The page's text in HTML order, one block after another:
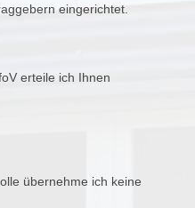
eingerichtet.
erteile ich Ihnen
übernehme ich keine